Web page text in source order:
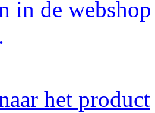
in de
het product